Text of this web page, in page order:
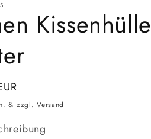
Kissenhülle
& zzgl.Versand